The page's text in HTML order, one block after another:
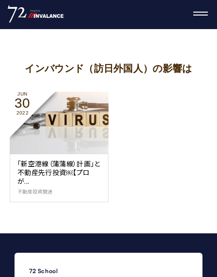
インバウンド（訪日外国人）の影響は
JUN
30
2022
「新空港線（蒲蒲線）計画」と
不動産先行投資￼【プロ
が...
不動産投資関連
72 School